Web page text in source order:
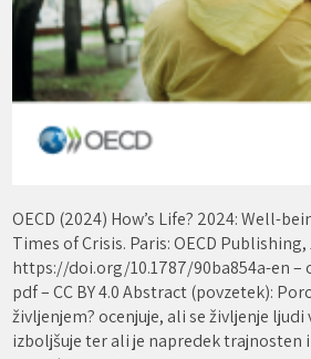
OECD (2024) How’s Life? 2024: Well-
Times of Crisis. Paris: OECD Publishing,
https://doi.org/10.1787/90ba854a-en –
pdf – CC BY 4.0 Abstract (povzetek):
življenjem? ocenjuje, ali se življenje ljudi
izboljšuje ter ali je napredek trajnosten